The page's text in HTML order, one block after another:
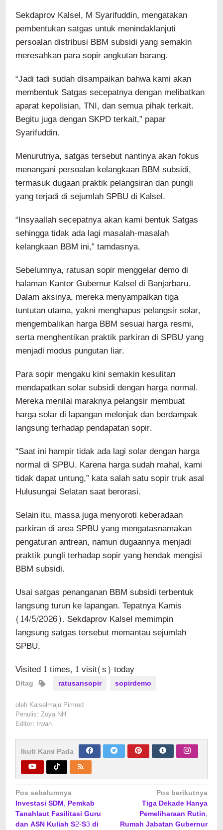
Sekdaprov Kalsel, M Syarifuddin, mengatakan
pembentukan satgas untuk menindaklanjuti
persoalan distribusi BBM subsidi yang semakin
meresahkan para sopir angkutan barang.
“Jadi tadi sudah disampaikan bahwa kami akan
membentuk Satgas secepatnya dengan melibatkan
aparat kepolisian, TNI, dan semua pihak terkait.
Begitu juga dengan SKPD terkait,” papar
Syarifuddin.
Menurutnya, satgas tersebut nantinya akan fokus
menangani persoalan kelangkaan BBM subsidi,
termasuk dugaan praktik pelangsiran dan pungli
yang terjadi di sejumlah SPBU di Kalsel.
“Insyaallah secepatnya akan kami bentuk Satgas
sehingga tidak ada lagi masalah-masalah
kelangkaan BBM ini,” tamdasnya.
Sebelumnya, ratusan sopir menggelar demo di
halaman Kantor Gubernur Kalsel di Banjarbaru.
Dalam aksinya, mereka menyampaikan tiga
tuntutan utama, yakni menghapus pelangsir solar,
mengembalikan harga BBM sesuai harga resmi,
serta menghentikan praktik parkiran di SPBU yang
menjadi modus pungutan liar.
Para sopir mengaku kini semakin kesulitan
mendapatkan solar subsidi dengan harga normal.
Mereka menilai maraknya pelangsir membuat
harga solar di lapangan melonjak dan berdampak
langsung terhadap pendapatan sopir.
“Saat ini hampir tidak ada lagi solar dengan harga
normal di SPBU. Karena harga sudah mahal, kami
tidak dapat untung,” kata salah satu sopir truk asal
Hulusungai Selatan saat berorasi.
Selain itu, massa juga menyoroti keberadaan
parkiran di area SPBU yang mengatasnamakan
pengaturan antrean, namun dugaannya menjadi
praktik pungli terhadap sopir yang hendak mengisi
BBM subsidi.
Usai satgas penanganan BBM subsidi terbentuk
langsung turun ke lapangan. Tepatnya Kamis
(14/5/2026). Sekdaprov Kalsel memimpin
langsung satgas tersebut memantau sejumlah
SPBU.
Visited 1 times, 1 visit(s) today
Ditag ratusansopir sopirdemo
oleh Kalselmaju Pimred
Penulis: Zoya NH
Editor: Irwan
Ikuti Kami Pada
Navigasi
pos
Pos sebelumnya
Investasi SDM, Pemkab
Tanahlaut Fasilitasi Guru
dan ASN Kuliah S2-S3 di
Pos berikutnya
Tiga Dekade Hanya
Pemeliharaan Rutin,
Rumah Jabatan Gubernur